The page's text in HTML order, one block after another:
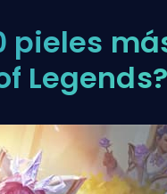
pieles
Legends?